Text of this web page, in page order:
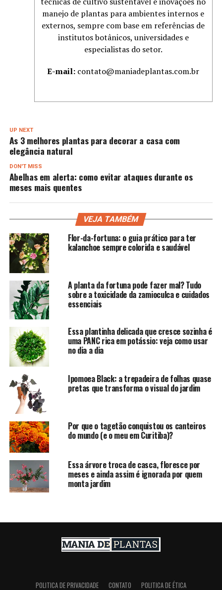
manejo de plantas para ambientes internos e
externos, sempre com base em referências de
institutos botânicos, universidades e
especialistas do setor.
E-mail: contato@maniadeplantas.com.br
UP NEXT
As 3 melhores plantas para decorar a casa com
elegância natural
DON'T MISS
Abelhas em alerta: como evitar ataques durante os
meses mais quentes
VEJA TAMBÉM
Flor-da-fortuna: o guia prático para ter
kalanchoe sempre colorida e saudável
A planta da fortuna pode fazer mal? Tudo
sobre a toxicidade da zamioculca e cuidados
essenciais
Essa plantinha delicada que cresce sozinha é
uma PANC rica em potássio: veja como usar
no dia a dia
Ipomoea Black: a trepadeira de folhas quase
pretas que transforma o visual do jardim
Por que o tagetão conquistou os canteiros
do mundo (e o meu em Curitiba)?
Essa árvore troca de casca, floresce por
meses e ainda assim é ignorada por quem
monta jardim
POLITICA DE PRIVACIDADE CONTATO POLITICA DE ÉTICA